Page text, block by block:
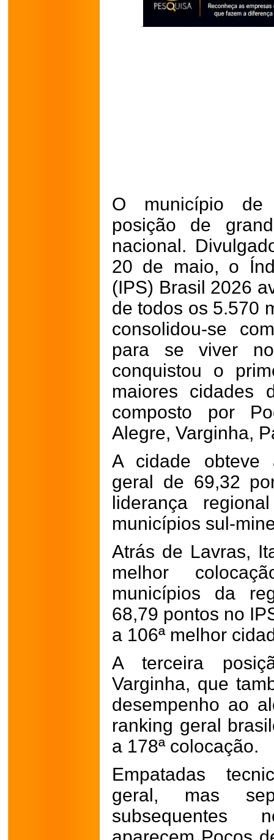
O município de
posição de
nacional.
20 de maio, o
(IPS) Brasil 2026
de todos os 5.570
consolidou-se
para se viver
conquistou o
maiores cidades
composto por
Alegre, Varginha,
A cidade obteve
geral de 69,32
liderança
municípios sul-
Atrás de Lavras,
melhor
municípios da
68,79 pontos no
a 106ª melhor
A terceira
Varginha, que
desempenho ao
ranking geral
a 178ª colocação.
Empatadas
geral, mas
subsequentes